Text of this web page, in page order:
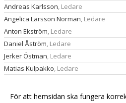
Andreas Karlsson, Ledare
Angelica Larsson Norman, Ledare
Anton Ekström, Ledare
Daniel Åström, Ledare
Jerker Östman, Ledare
Matias Kulpakko, Ledare
För att hemsidan ska fungera